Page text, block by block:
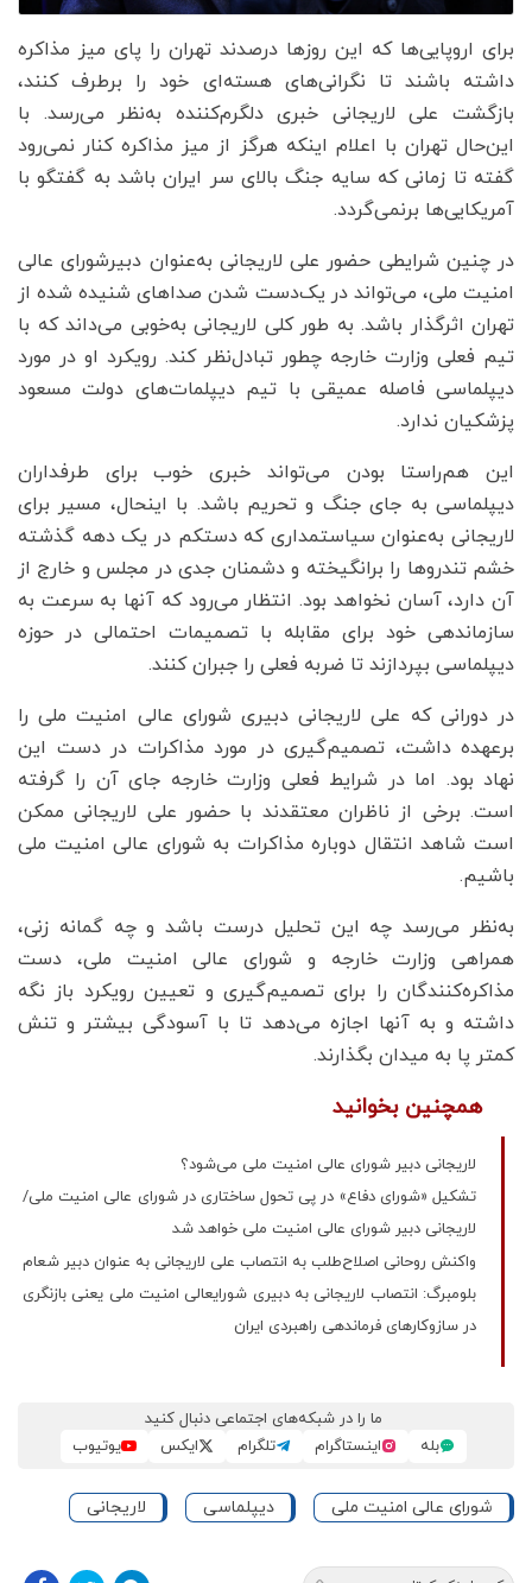
برای اروپایی‌ها که این روزها درصدند تهران را پای میز مذاکره
داشته باشند تا نگرانی‌های هسته‌ای خود را برطرف کنند،‌
بازگشت علی لاریجانی خبری دلگرم‌کننده به‌نظر می‌رسد. با
این‌حال تهران با اعلام اینکه هرگز از میز مذاکره کنار نمی‌رود
گفته تا زمانی که سایه جنگ بالای سر ایران باشد به گفتگو با
آمریکایی‌ها برنمی‌گردد.
در چنین شرایطی حضور علی لاریجانی به‌عنوان دبیرشورای عالی
امنیت ملی، می‌تواند در یک‌دست شدن صداهای شنیده شده از
تهران اثرگذار باشد. به طور کلی لاریجانی به‌خوبی می‌داند که با
تیم فعلی وزارت خارجه چطور تبادل‌نظر کند. رویکرد او در مورد
دیپلماسی فاصله عمیقی با تیم دیپلمات‌های دولت مسعود
پزشکیان ندارد.
این هم‌راستا بودن می‌تواند خبری خوب برای طرفداران
دیپلماسی به جای جنگ و تحریم باشد. با اینحال، مسیر برای
لاریجانی به‌عنوان سیاستمداری که دستکم در یک دهه گذشته
خشم تندروها را برانگیخته و دشمنان جدی در مجلس و خارج از
آن دارد، آسان نخواهد بود. انتظار می‌رود که آنها به سرعت به
سازماندهی خود برای مقابله با تصمیمات احتمالی در حوزه
دیپلماسی بپردازند تا ضربه‌ فعلی را جبران کنند.
در دورانی که علی لاریجانی دبیری شورای عالی امنیت ملی را
برعهده داشت، تصمیم‌گیری در مورد مذاکرات در دست این
نهاد بود. اما در شرایط فعلی وزارت خارجه جای آن را گرفته
است. برخی از ناظران معتقدند با حضور علی لاریجانی ممکن
است شاهد انتقال دوباره مذاکرات به شورای عالی امنیت ملی
باشیم.
به‌نظر می‌رسد چه این تحلیل درست باشد و چه گمانه زنی،
همراهی وزارت خارجه و شورای عالی امنیت ملی، دست
مذاکره‌کنندگان را برای تصمیم‌گیری و تعیین رویکرد باز نگه
داشته و به آنها اجازه می‌دهد تا با آسودگی بیشتر و تنش
کمتر پا به میدان بگذارند.
همچنین بخوانید
لاریجانی دبیر شورای عالی امنیت ملی می‌شود؟
تشکیل «شورای دفاع» در پی تحول ساختاری در شورای عالی امنیت ملی/
لاریجانی دبیر شورای عالی امنیت ملی خواهد شد
واکنش روحانی اصلاح‌طلب به انتصاب علی لاریجانی به عنوان دبیر شعام
بلومبرگ: انتصاب لاریجانی به دبیری شورایعالی امنیت ملی یعنی بازنگری
در سازوکارهای فرماندهی راهبردی ایران
ما را در شبکه‌های اجتماعی دنبال کنید
بله
اینستاگرام تلگرام ایکس یوتیوب
شورای عالی امنیت ملی دیپلماسی لاریجانی